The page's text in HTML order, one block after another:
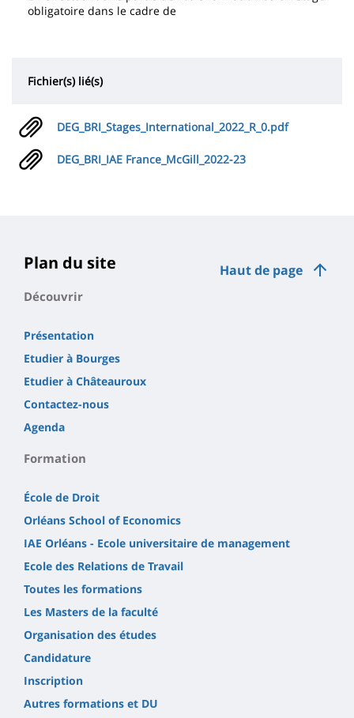
obligatoire dans le cadre de
Fichier(s) lié(s)
DEG_BRI_Stages_International_2022_R_0.pdf
DEG_BRI_IAE France_McGill_2022-23
Haut de page
Plan du site
Découvrir
Présentation
Etudier à Bourges
Etudier à Châteauroux
Contactez-nous
Agenda
Formation
École de Droit
Orléans School of Economics
IAE Orléans - Ecole universitaire de management
Ecole des Relations de Travail
Toutes les formations
Les Masters de la faculté
Organisation des études
Candidature
Inscription
Autres formations et DU